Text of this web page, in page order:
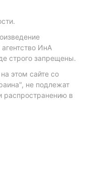
ИнА
строго запрещены.
этом сайте со
не подлежат
распространению в